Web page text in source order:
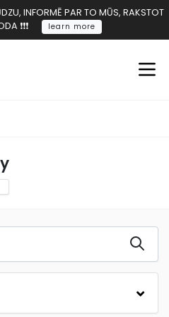
INFORMĒ PAR TO MŪS, RAKSTOT
❗️❗️❗️
learn more